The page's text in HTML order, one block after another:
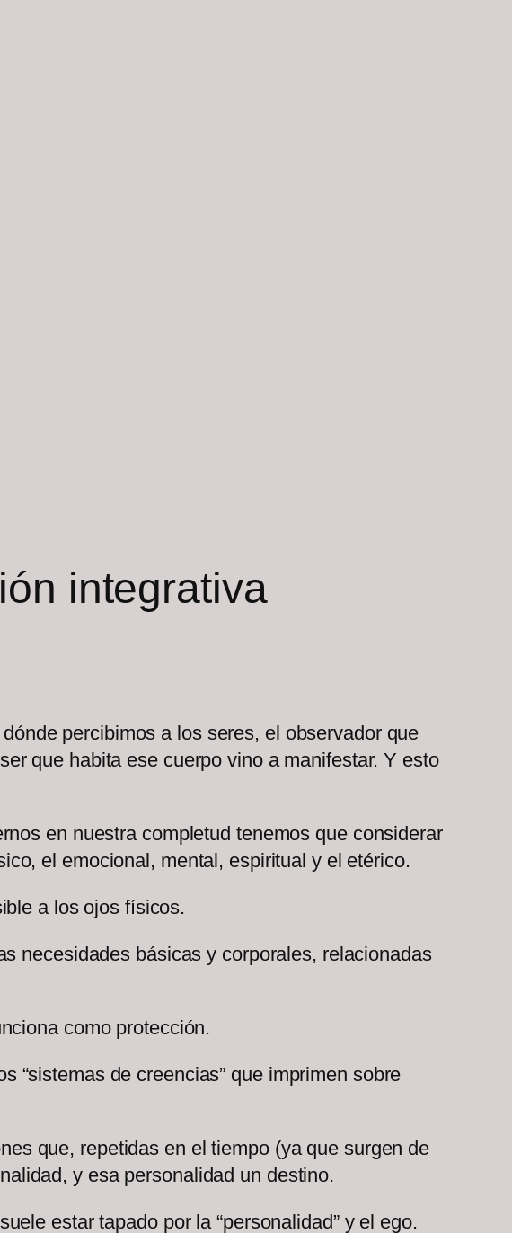
integrativa
percibimos a los seres, el observador que
que habita ese cuerpo vino a manifestar. Y esto
en nuestra completud tenemos que considerar
el emocional, mental, espiritual y el etérico.
a los ojos físicos.
necesidades básicas y corporales, relacionadas
como protección.
“sistemas de creencias” que imprimen sobre
que, repetidas en el tiempo (ya que surgen de
y esa personalidad un destino.
estar tapado por la “personalidad” y el ego.